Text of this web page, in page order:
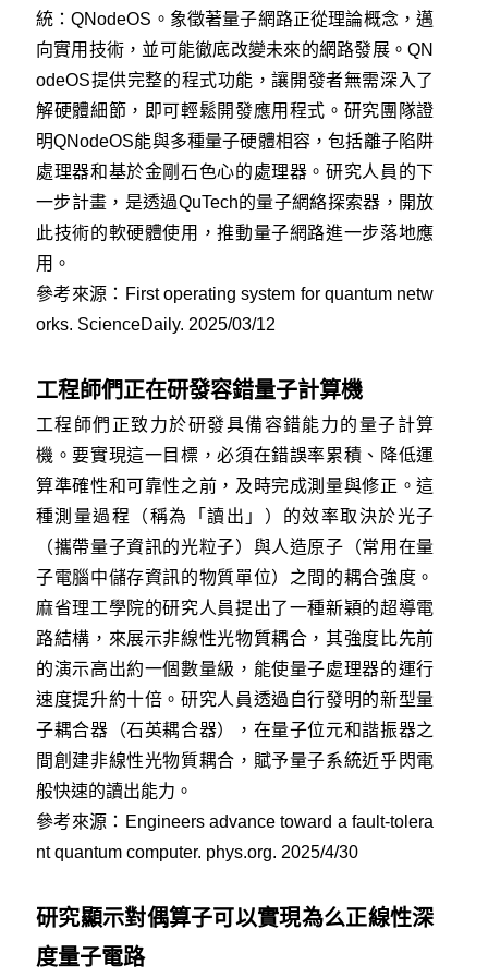
統：QNodeOS。象徵著量子網路正從理論概念，邁
向實用技術，並可能徹底改變未來的網路發展。QN
odeOS提供完整的程式功能，讓開發者無需深入了
解硬體細節，即可輕鬆開發應用程式。研究團隊證
明QNodeOS能與多種量子硬體相容，包括離子陷阱
處理器和基於金剛石色心的處理器。研究人員的下
一步計畫，是透過QuTech的量子網絡探索器，開放
此技術的軟硬體使用，推動量子網路進一步落地應
用。
參考來源： First operating system for quantum netw
orks. ScienceDaily. 2025/03/12
工程師們正在研發容錯量子計算機
工程師們正致力於研發具備容錯能力的量子計算
機。要實現這一目標，必須在錯誤率累積、降低運
算準確性和可靠性之前，及時完成測量與修正。這
種測量過程（稱為「讀出」）的效率取決於光子
（攜帶量子資訊的光粒子）與人造原子（常用在量
子電腦中儲存資訊的物質單位）之間的耦合強度。
麻省理工學院的研究人員提出了一種新穎的超導電
路結構，來展示非線性光物質耦合，其強度比先前
的演示高出約一個數量級，能使量子處理器的運行
速度提升約十倍。研究人員透過自行發明的新型量
子耦合器（石英耦合器），在量子位元和諧振器之
間創建非線性光物質耦合，賦予量子系統近乎閃電
般快速的讀出能力。
參考來源： Engineers advance toward a fault-tolera
nt quantum computer. phys.org. 2025/4/30
研究顯示對偶算子可以實現為么正線性深
度量子電路